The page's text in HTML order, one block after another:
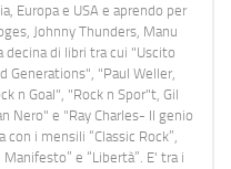
Europa e USA e aprendo per
Johnny Thunders, Manu
decina di libri tra cui "Uscito
Generations", "Paul Weller,
n Goal", "Rock n Spor"t, Gil
Nero" e "Ray Charles- Il genio
i mensili “Classic Rock”,
e “Libertà”. E' tra i